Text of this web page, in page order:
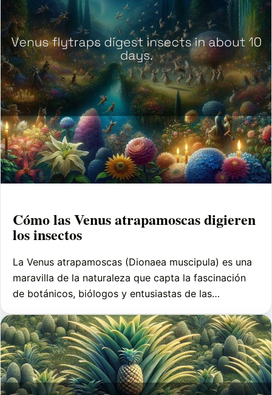
Cómo las Venus atrapamoscas digieren
los insectos
La Venus atrapamoscas (Dionaea muscipula) es una
maravilla de la naturaleza que capta la fascinación
de botánicos, biólogos y entusiastas de las…